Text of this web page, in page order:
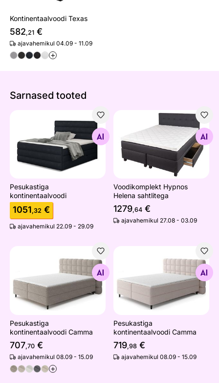
Kontinentaalvoodi Texas
582,21 €
ajavahemikul 04.09 - 11.09
+
Sarnased tooted
Pesukastiga kontinentaalvoodi
Otsi sarnaseid
Pesukastiga
kontinentaalvoodi
1051,32 €
ajavahemikul 22.09 - 29.09
Voodikomplekt Hypnos
Otsi sarnaseid
Voodikomplekt Hypnos
Helena sahtlitega
1279,64 €
ajavahemikul 27.08 - 03.09
Pesukastiga kontinentaalvoodi Camma
Otsi sarnaseid
Pesukastiga
kontinentaalvoodi Camma
707,70 €
ajavahemikul 08.09 - 15.09
+
Pesukastiga
Otsi sarnaseid
Pesukastiga
kontinentaalvoodi Camma
719,98 €
ajavahemikul 08.09 - 15.09